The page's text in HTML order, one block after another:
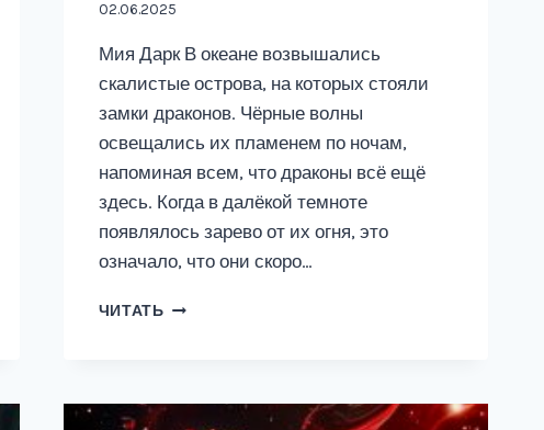
02.06.2025
Мия Дарк В океане возвышались
скалистые острова, на которых стояли
замки драконов. Чёрные волны
освещались их пламенем по ночам,
напоминая всем, что драконы всё ещё
здесь. Когда в далёкой темноте
появлялось зарево от их огня, это
означало, что они скоро…
ЧИТАТЬ ДОМ